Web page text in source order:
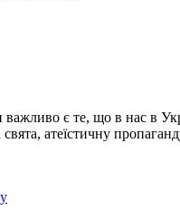
є те, що в нас в
атеїстичну